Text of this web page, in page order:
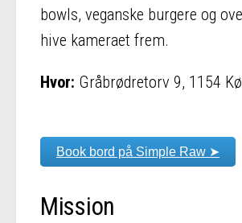
bowls, veganske burgere og
hive kameraet frem.
Hvor: Gråbrødretorv 9, 1154
Book bord på Simple Raw ➤
Mission